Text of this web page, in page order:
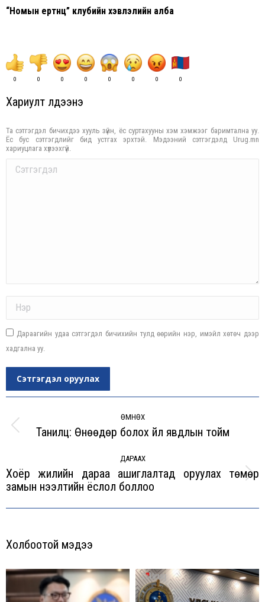
“Номын ертөнц” клубийн хэвлэлийн алба
0 0 0 0 0 0 0 0
Хариулт үлдээнэ үү
Та сэтгэгдэл бичихдээ хууль зүйн, ёс суртахууны хэм хэмжээг баримтална уу.
Ёс бус сэтгэгдлийг бид устгах эрхтэй. Мэдээний сэтгэгдэлд Urug.mn
хариуцлага хүлээхгүй.
Comment
Дараагийн удаа сэтгэгдэл бичихийн тулд өөрийн нэр, имэйл хөтөч дээр
хадгална уу.
Сэтгэгдэл оруулах
navigation
ӨМНӨХ
Previous
Танилц: Өнөөдөр болох үйл явдлын тойм
ДАРААХ
Next
Хоёр жилийн дараа ашиглалтад оруулах төмөр
замын нээлтийн ёслол боллоо
Холбоотой мэдээ